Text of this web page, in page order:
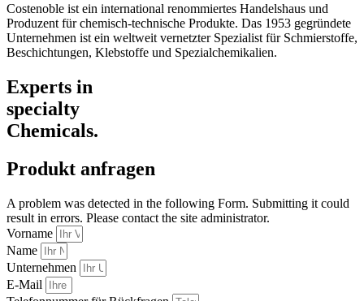
Costenoble ist ein international renommiertes Handelshaus und
Produzent für chemisch-technische Produkte. Das 1953 gegründete
Unternehmen ist ein weltweit vernetzter Spezialist für Schmierstoffe,
Beschichtungen, Klebstoffe und Spezialchemikalien.
Experts in
specialty
Chemicals.
Produkt anfragen
A problem was detected in the following Form. Submitting it could
result in errors. Please contact the site administrator.
Vorname
Name
Unternehmen
E-Mail